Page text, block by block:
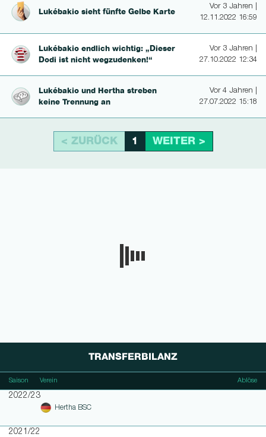
Lukébakio sieht fünfte Gelbe Karte
Vor 3 Jahren |
12.11.2022 16:59
Lukébakio endlich wichtig: „Dieser
Dodi ist nicht weg­zu­den­ken!“
Vor 3 Jahren |
27.10.2022 12:34
Lukébakio und Hertha streben
keine Trennung an
Vor 4 Jahren |
27.07.2022 15:18
< ZURÜCK 1 WEITER >
TRANSFERBILANZ
Saison Verein Ablöse
2022/23
Hertha BSC
2021/22